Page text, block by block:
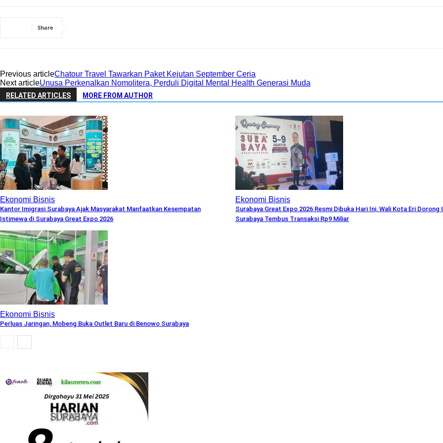
Share
Previous articleChatour Travel Tawarkan Paket Kejutan September Ceria
Next articleUnusa Perkenalkan Nomolitera, Perduli Digital Mental Health Generasi Muda
RELATED ARTICLES MORE FROM AUTHOR
Ekonomi Bisnis
Kantor Imigrasi Surabaya Ajak Masyarakat Manfaatkan Kesempatan
Istimewa di Surabaya Great Expo 2026
Ekonomi Bisnis
Surabaya Great Expo 2026 Resmi Dibuka Hari Ini, Wali Kota Eri Dorong
Surabaya Tembus Transaksi Rp9 Miliar
Ekonomi Bisnis
Perluas Jaringan, Mobeng Buka Outlet Baru di Benowo Surabaya